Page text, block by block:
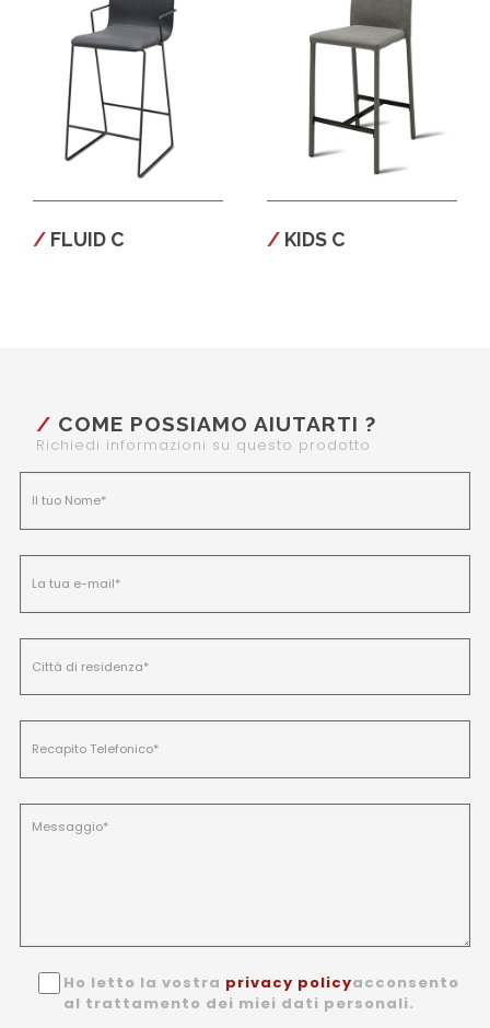
FLUID C KIDS C
COME POSSIAMO AIUTARTI ?
Richiedi informazioni su questo prodotto
Ho letto la vostra privacy policyacconsento
al trattamento dei miei dati personali.